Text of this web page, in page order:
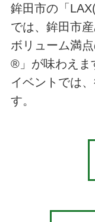
鉾田市の「
では、鉾田市
ボリューム満
®」が味わえま
イベントでは
す。